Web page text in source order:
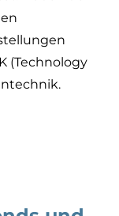
(Technology